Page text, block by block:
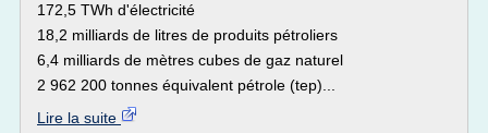
172,5 TWh d'électricité
18,2 milliards de litres de produits pétroliers
6,4 milliards de mètres cubes de gaz naturel
2 962 200 tonnes équivalent pétrole (tep)...
Lire la suite